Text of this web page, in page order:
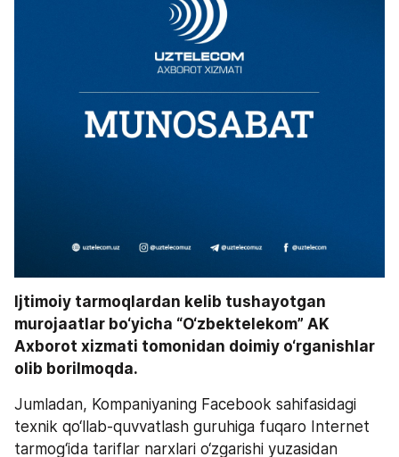
Ijtimoiy tarmoqlardan kelib tushayotgan
murojaatlar bo‘yicha “O‘zbektelekom” AK
Axborot xizmati tomonidan doimiy o‘rganishlar
olib borilmoqda.
Jumladan, Kompaniyaning Facebook sahifasidagi
texnik qo‘llab-quvvatlash guruhiga fuqaro Internet